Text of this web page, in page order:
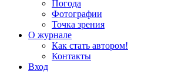
Погода
Фотографии
Точка зрения
О журнале
Как стать автором!
Контакты
Вход